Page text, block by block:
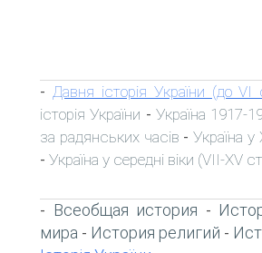
- Давня історія України (до VI
історія України - Україна 1917-
за радянських часів -Україна у
- Україна у середні віки (VII-XV
- Всеобщая история -
мира - История религий -